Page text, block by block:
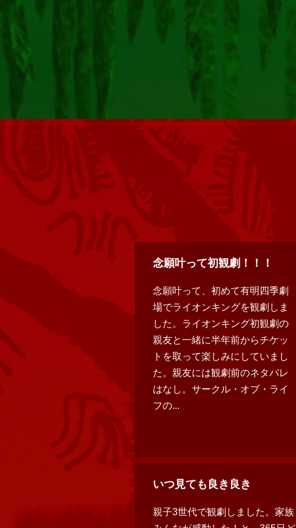
念願叶って初観劇！！！
念願叶って、初めて有明四季劇
場でライオンキングを観劇しま
した。ライオンキング初観劇の
親友と一緒に半年前からチケッ
トを取って楽しみにしていまし
た。親友には観劇前のネタバレ
はなし。サークル・オブ・ライ
フの...
いつ見ても良き良き
親子3世代で観劇しました。家族